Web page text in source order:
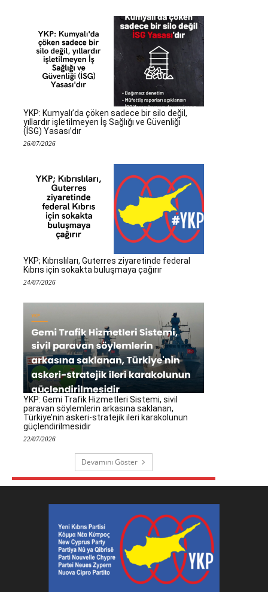
YKP: Kumyalı’da çöken sadece bir silo değil,
yıllardır işletilmeyen İş Sağlığı ve Güvenliği
(İSG) Yasası’dır
26/07/2026
YKP; Kıbrıslıları, Guterres ziyaretinde federal
Kıbrıs için sokakta buluşmaya çağırır
24/07/2026
YKP: Gemi Trafik Hizmetleri Sistemi, sivil
paravan söylemlerin arkasına saklanan,
Türkiye’nin askeri-stratejik ileri karakolunun
güçlendirilmesidir
22/07/2026
Devamını Göster